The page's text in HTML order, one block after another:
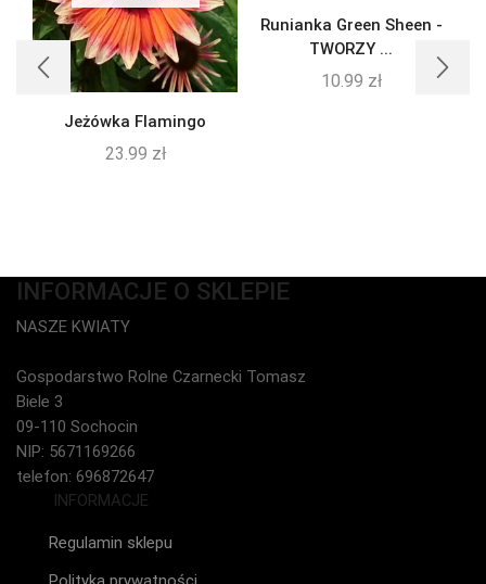
Jeżówka Flamingo
23.99 zł
Runianka Green Sheen -
TWORZY ...
10.99 zł
INFORMACJE O SKLEPIE
NASZE KWIATY
Gospodarstwo Rolne Czarnecki Tomasz
Biele 3
09-110 Sochocin
NIP: 5671169266
telefon: 696872647
INFORMACJE
Regulamin sklepu